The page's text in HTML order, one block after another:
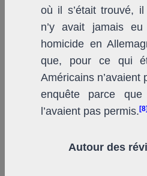
où il s’était trouvé, il
n’y avait jamais
homicide en
que, pour ce qui
Américains n’avaient
enquête parce
l’avaient pas permis.
Autour des